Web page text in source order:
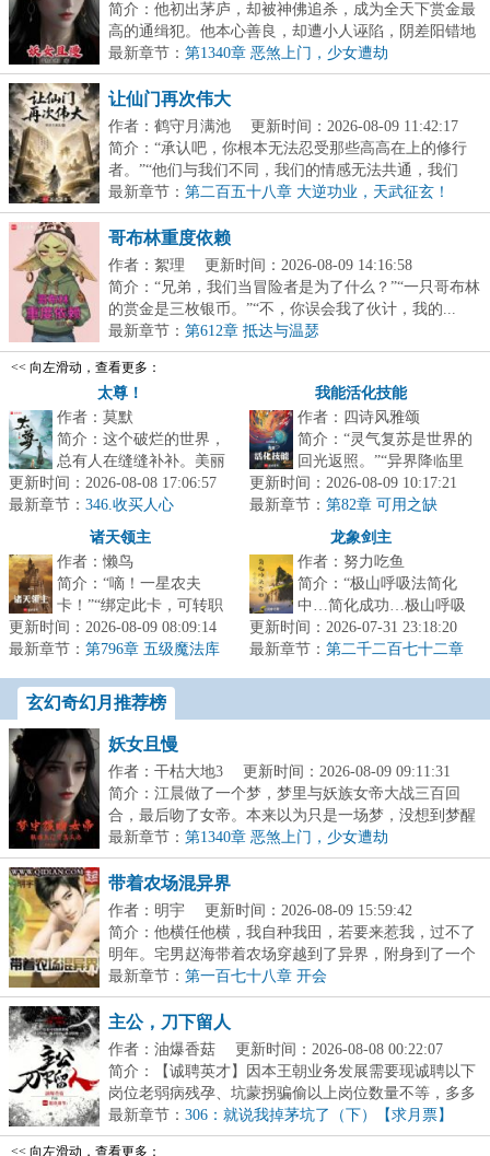
简介：他初出茅庐，却被神佛追杀，成为全天下赏金最
高的通缉犯。他本心善良，却遭小人诬陷，阴差阳错地
当...
最新章节： 第1340章 恶煞上门，少女遭劫
让仙门再次伟大
作者：鹤守月满池
更新时间：2026-08-09 11:42:17
简介：“承认吧，你根本无法忍受那些高高在上的修行
者。”“他们与我们不同，我们的情感无法共通，我们
的...
最新章节： 第二百五十八章 大逆功业，天武征玄！
哥布林重度依赖
作者：絮理
更新时间：2026-08-09 14:16:58
简介：“兄弟，我们当冒险者是为了什么？”“一只哥布林
的赏金是三枚银币。”“不，你误会我了伙计，我的...
最新章节： 第612章 抵达与温瑟
<< 向左滑动，查看更多：
太尊！
作者：莫默
简介：这个破烂的世界，
总有人在缝缝补补。美丽
的狐妖显化人身，毛茸茸
的尾巴在身后摇曳生姿，
望着少年：...
更新时间：2026-08-08 17:06:57
最新章节： 346.收买人心
我能活化技能
作者：四诗风雅颂
简介：“灵气复苏是世界的
回光返照。”“异界降临里
我们是异界，要降临到对
面世界。““敌对的天命之
子个...
更新时间：2026-08-09 10:17:21
最新章节： 第82章 可用之缺
诸天领主
作者：懒鸟
简介：“嘀！一星农夫
卡！”“绑定此卡，可转职
为见习农夫，并获得职业
天赋所耕种的土地肥沃度
更新时间：2026-08-09 08:09:14
最新章节： 第796章 五级魔法库
龙象剑主
作者：努力吃鱼
简介：“极山呼吸法简化
中…简化成功…极山呼吸
法→呼吸！”陈斐深吸了一
口气。“极山呼吸法经验值
更新时间：2026-07-31 23:18:20
最新章节： 第二千二百七十二章
玄幻奇幻月推荐榜
妖女且慢
作者：干枯大地3
更新时间：2026-08-09 09:11:31
简介：江晨做了一个梦，梦里与妖族女帝大战三百回
合，最后吻了女帝。本来以为只是一场梦，没想到梦醒
之后...
最新章节： 第1340章 恶煞上门，少女遭劫
带着农场混异界
作者：明宇
更新时间：2026-08-09 15:59:42
简介：他横任他横，我自种我田，若要来惹我，过不了
明年。宅男赵海带着农场穿越到了异界，附身到了一个
落...
最新章节： 第一百七十八章 开会
主公，刀下留人
作者：油爆香菇
更新时间：2026-08-08 00:22:07
简介：【诚聘英才】因本王朝业务发展需要现诚聘以下
岗位老弱病残孕、坑蒙拐骗偷以上岗位数量不等，多多
益...
最新章节： 306：就说我掉茅坑了（下）【求月票】
<< 向左滑动，查看更多：